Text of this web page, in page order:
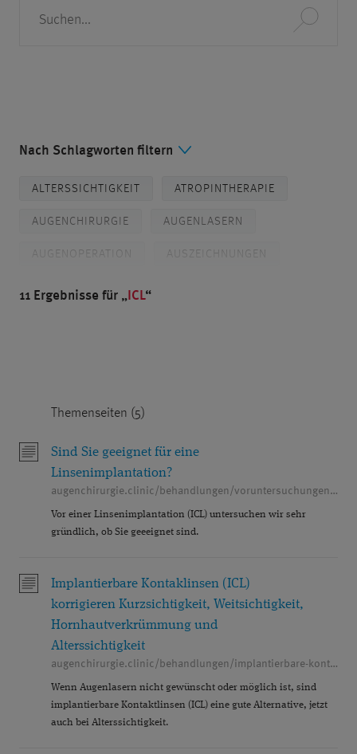
Nach Schlagworten filtern
ALTERSSICHTIGKEIT ATROPINTHERAPIE
AUGENCHIRURGIE AUGENLASERN
AUGENOPERATION AUSZEICHNUNGEN
BLENDED VISION
DR. KLABE DÜSSELDORF
FEMTOSEKUNDENLASER FORSCHUNG
GERSTENKORN GLASKÖRPER
GLASKÖRPERTRÜBUNGEN GLAUKOM
GRAUER STAR OPERATION GRÜNER STAR
HORNHAUT
IMPLANTIERBARE KONTAKTLINSEN
KONTAKTLINSEN KURZSICHTIGKEIT
11 Ergebnisse für ICL
Themenseiten (5)
Sind Sie geeignet für eine
Linsenimplantation?
augenchirurgie.clinic/behandlungen/voruntersuchungen/laser-und-linsen-op
Vor einer Linsenimplantation (ICL) untersuchen wir sehr
gründlich, ob Sie geeeignet sind.
Implantierbare Kontaklinsen (ICL)
korrigieren Kurzsichtigkeit, Weitsichtigkeit,
Hornhautverkrümmung und
Alterssichtigkeit
augenchirurgie.clinic/behandlungen/implantierbare-kontaktlinsen
Wenn Augenlasern nicht gewünscht oder möglich ist, sind
implantierbare Kontaktlinsen (ICL) eine gute Alternative, jetzt
auch bei Alterssichtigkeit.